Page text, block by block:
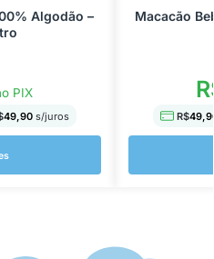
Algodão –
PIX
49,90s/juros
Macacão
R$